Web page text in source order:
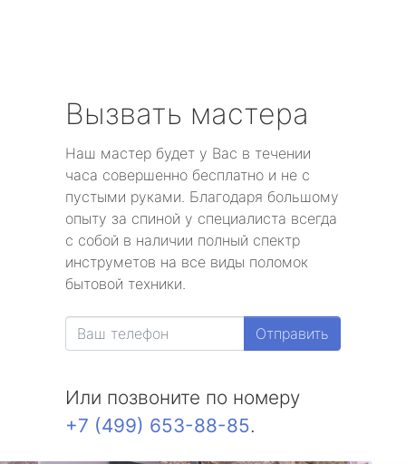
Вызвать мастера
Наш мастер будет у Вас в течении
часа совершенно бесплатно и не с
пустыми руками. Благодаря большому
опыту за спиной у специалиста всегда
с собой в наличии полный спектр
инструметов на все виды поломок
бытовой техники.
Отправить
Или позвоните по номеру
+7 (499) 653-88-85.